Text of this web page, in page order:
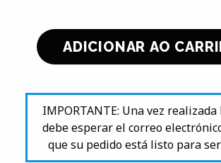
IMPORTANTE: Una vez realizada
debe esperar el correo
que su pedido está listo para